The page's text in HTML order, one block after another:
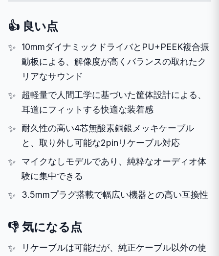
👍 良い点
10mmダイナミックドライバとPU+PEEK複合振
動板による、解像度が高くバランスの取れたク
リアなサウンド
超軽量で人間工学に基づいた筐体設計による、
耳道にフィットする快適な装着感
耐久性の高い4芯無酸素銅銀メッキケーブル
と、取り外し可能な2pinリケーブル対応
マイクなしモデルであり、純粋なオーディオ体
験に集中できる
3.5mmプラグ搭載で幅広い機器との高い互換性
👎 気になる点
リケーブルは可能だが、純正ケーブル以外の使